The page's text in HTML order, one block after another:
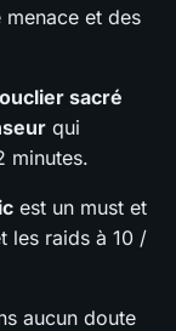
et des
sacré
qui
minutes.
est un must et
les raids à 10 /
aucun doute